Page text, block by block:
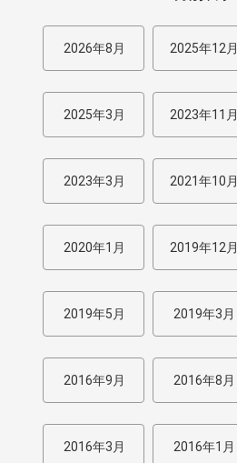
2026年8月 2025年12月
2025年3月 2023年11月
2023年3月 2021年10月
2020年1月 2019年12月
2019年5月 2019年3月
2016年9月 2016年8月
2016年3月 2016年1月